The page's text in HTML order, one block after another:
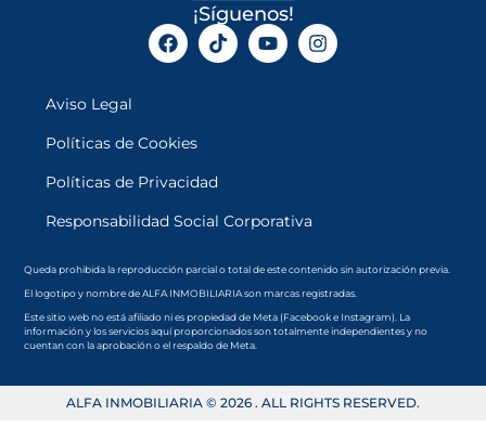
¡Síguenos!
Aviso Legal
Políticas de Cookies
Políticas de Privacidad
Responsabilidad Social Corporativa
Queda prohibida la reproducción parcial o total de este contenido sin autorización previa.
El logotipo y nombre de ALFA INMOBILIARIA son marcas registradas.
Este sitio web no está afiliado ni es propiedad de Meta (Facebook e Instagram). La
información y los servicios aquí proporcionados son totalmente independientes y no
cuentan con la aprobación o el respaldo de Meta.
ALFA INMOBILIARIA © 2026 . ALL RIGHTS RESERVED.